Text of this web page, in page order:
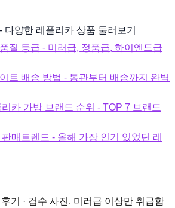
- 다양한 레플리카 상품 둘러보기
질 등급 - 미러급, 정품급, 하이엔드급
트 배송 방법 - 통관부터 배송까지 완벽
카 가방 브랜드 순위 - TOP 7 브랜드
매트렌드 - 올해 가장 인기 있었던 레
기 · 검수 사진. 미러급 이상만 취급합